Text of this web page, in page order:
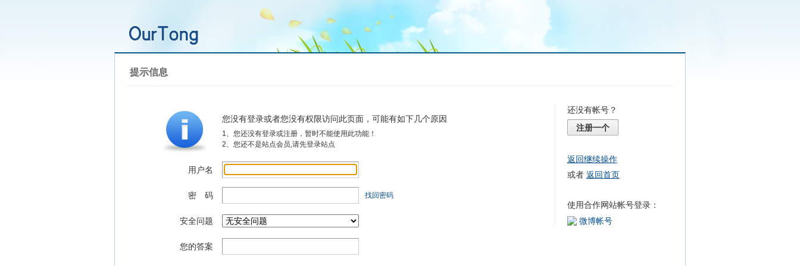
提示信息
您没有登录或者您没有权限访问此页面，可能有如下几个原因
1、您还没有登录或注册，暂时不能使用此功能！
2、您还不是站点会员,请先登录站点
用户名
密 码 找回密码
安全问题
您的答案
还没有帐号？
注册一个
返回继续操作
或者 返回首页
使用合作网站帐号登录：
微博帐号